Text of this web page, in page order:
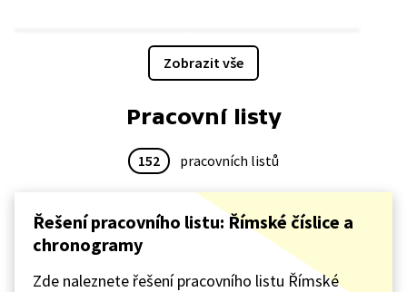
Zobrazit vše
Pracovní listy
152 pracovních listů
Řešení pracovního listu: Římské číslice a
chronogramy
Zde naleznete řešení pracovního listu Římské